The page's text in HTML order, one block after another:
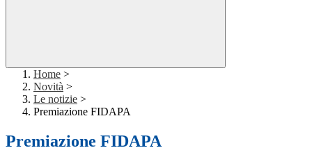
Home >
Novità >
Le notizie >
Premiazione FIDAPA
Premiazione FIDAPA